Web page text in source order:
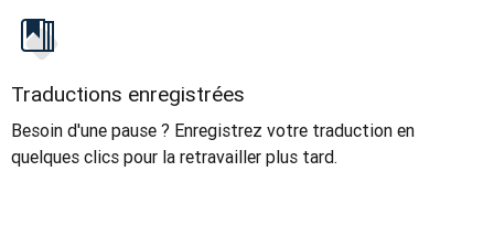
Traductions enregistrées
Besoin d'une pause ? Enregistrez votre traduction en
quelques clics pour la retravailler plus tard.